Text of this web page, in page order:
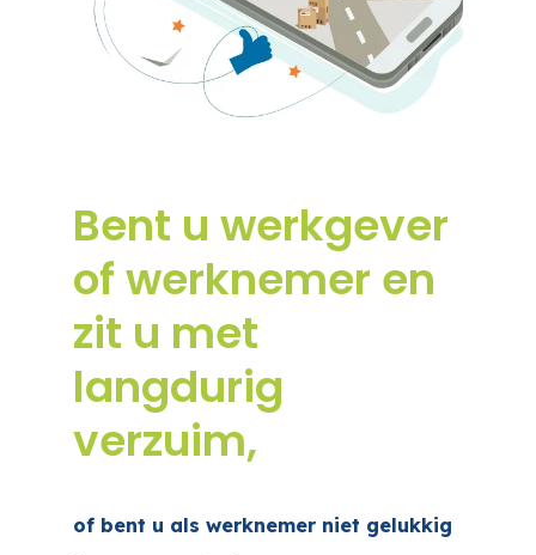
Bent u werkgever
of werknemer en
zit u met
langdurig
verzuim,
of bent u als werknemer niet gelukkig